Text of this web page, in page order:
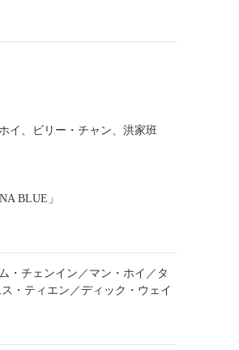
イ、ビリー・チャン、洪家班
BLUE」
・チェンイン／マン・ホイ／タ
・ティエン／ディック・ウェイ